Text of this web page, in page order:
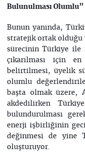
Bulunulması Olumlu”
Bunun yanında,
stratejik ortak olduğu
sürecinin Türkiye
çıkarılması için
belirtilmesi, üyelik
olumlu
başta olmak üzere,
akdedilirken
bulundurulması
enerji işbirliğinin
değinmesi de yine
oluşturuyor.